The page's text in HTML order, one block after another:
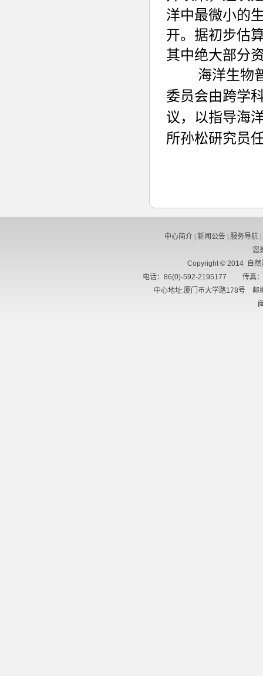
洋中最微小的
开。 据初步估
其中绝大部分
海洋生物普
委员会由跨学
议，以指导海
所孙松研究员
中心简介 新闻公告 服务导航
您
Copyright © 2014 自然
电话：86(0)-592-2195177 传真
中心地址:厦门市大学路178号